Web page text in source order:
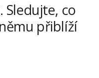
Sledujte, co
přiblíží